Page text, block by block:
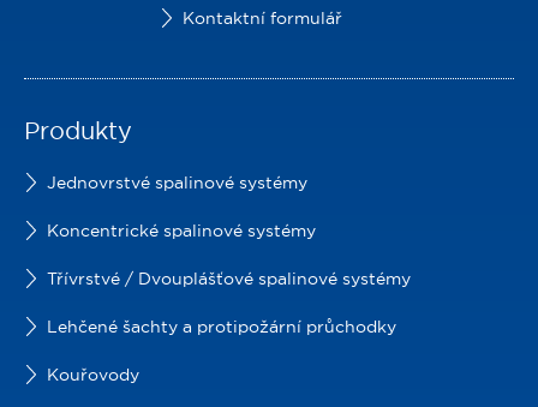
Kontaktní formulář
Produkty
Jednovrstvé spalinové systémy
Koncentrické spalinové systémy
Třívrstvé / Dvouplášťové spalinové systémy
Lehčené šachty a protipožární průchodky
Kouřovody